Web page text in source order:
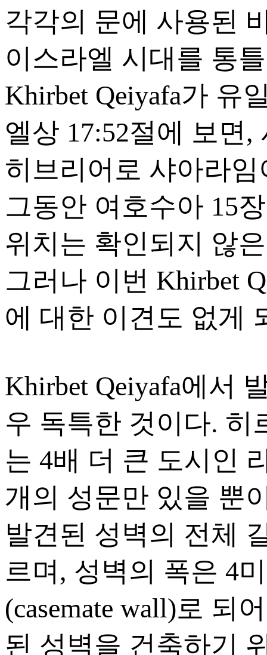
각각의 문에 사용된
이스라엘 시대를 통
Khirbet Qeiyafa가 유
엘상 17:52절에 보면,
히브리어로 샤아라임
그동안 여호수아 15
위치는 확인되지 않
그러나 이번 Khirbet
에 대한 이견도 없게
Khirbet Qeiyafa에서
우 독특한 것이다. 히
는 4배 더 큰 도시인
개의 성문만 있을 뿐
발견된 성벽의 전체
르며, 성벽의 폭은 4
(casemate wall)로 되
된 성벽을 건축하기